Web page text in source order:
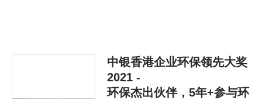
中银香港企业环保领先大奖
2021 -
环保杰出伙伴，5年+参与环